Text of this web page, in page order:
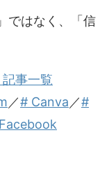
ではなく、「信
事一覧
／# Canva ／#